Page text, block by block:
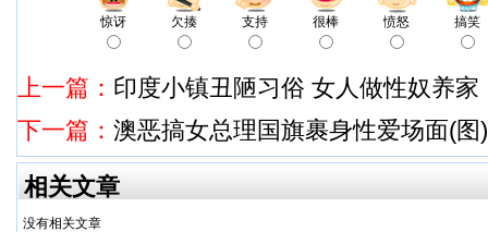
惊讶 欠揍 支持 很棒 愤怒 搞笑
上一篇： 印度小镇丑陋习俗 女人做性奴养家
下一篇： 澳恶搞女总理国旗裹身性爱场面(图)
相关文章
没有相关文章